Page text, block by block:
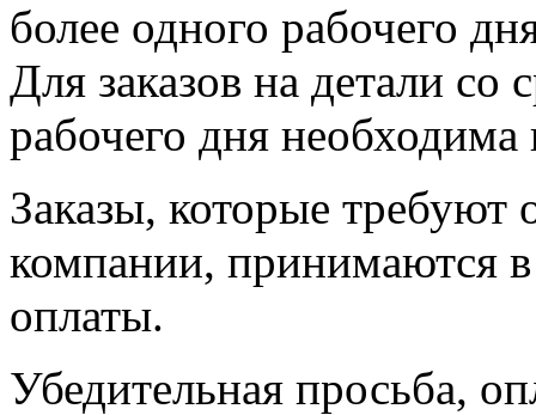
более одного рабочего
Для заказов на детали со
рабочего дня необходима
Заказы, которые требуют
компании, принимаются
оплаты.
Убедительная просьба,